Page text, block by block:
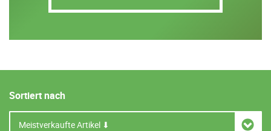
Sortiert nach